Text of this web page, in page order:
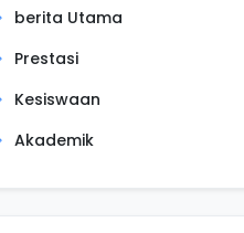
berita Utama
Prestasi
Kesiswaan
Akademik